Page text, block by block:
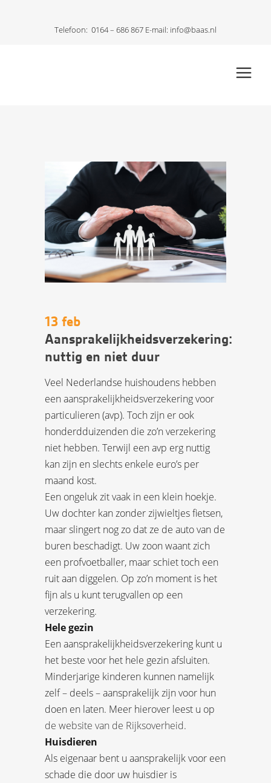
Telefoon: 0164 – 686 867 E-mail: info@baas.nl
13 feb
Aansprakelijkheidsverzekering:
nuttig en niet duur
Veel Nederlandse huishoudens hebben
een aansprakelijkheidsverzekering voor
particulieren (avp). Toch zijn er ook
honderdduizenden die zo’n verzekering
niet hebben. Terwijl een avp erg nuttig
kan zijn en slechts enkele euro’s per
maand kost.
Een ongeluk zit vaak in een klein hoekje.
Uw dochter kan zonder zijwieltjes fietsen,
maar slingert nog zo dat ze de auto van de
buren beschadigt. Uw zoon waant zich
een profvoetballer, maar schiet toch een
ruit aan diggelen. Op zo’n moment is het
fijn als u kunt terugvallen op een
verzekering.
Hele gezin
Een aansprakelijkheidsverzekering kunt u
het beste voor het hele gezin afsluiten.
Minderjarige kinderen kunnen namelijk
zelf – deels – aansprakelijk zijn voor hun
doen en laten. Meer hierover leest u op
de website van de Rijksoverheid.
Huisdieren
Als eigenaar bent u aansprakelijk voor een
schade die door uw huisdier is